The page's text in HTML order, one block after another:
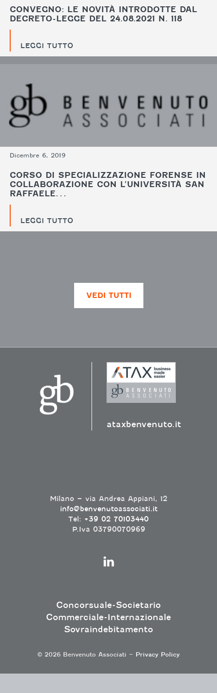
CONVEGNO: LE NOVITÀ INTRODOTTE DAL
DECRETO-LEGGE DEL 24.08.2021 N. 118
LEGGI TUTTO
Dicembre 6, 2019
CORSO DI SPECIALIZZAZIONE FORENSE IN
COLLABORAZIONE CON L’UNIVERSITÀ SAN
RAFFAELE…
LEGGI TUTTO
VEDI TUTTI
ataxbenvenuto.it
Milano – via Andrea Appiani, 12
info@benvenutoassociati.it
Tel: +39 02 70103440
P.Iva 03790070969
Concorsuale-Societario
Commerciale-Internazionale
Sovraindebitamento
© 2026 Benvenuto Associati – Privacy Policy